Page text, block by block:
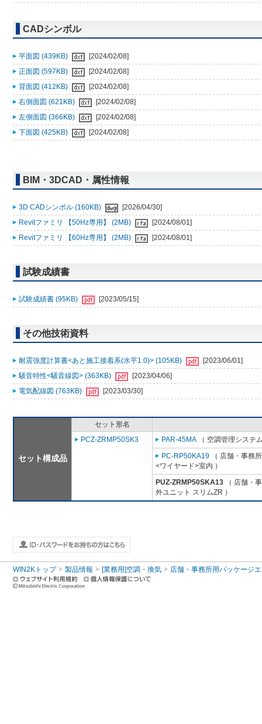
CADシンボル
平面図 (439KB)
[2024/02/08]
正面図 (597KB)
[2024/02/08]
背面図 (412KB)
[2024/02/08]
右側面図 (621KB)
[2024/02/08]
左側面図 (366KB)
[2024/02/08]
下面図 (425KB)
[2024/02/08]
BIM・3DCAD・属性情報
3D CADシンボル (160KB)
[2026/04/30]
Revitファミリ 【50Hz専用】 (2MB)
[2024/08/01]
Revitファミリ 【60Hz専用】 (2MB)
[2024/08/01]
試験成績書
試験成績書 (95KB) [2023/05/15]
その他技術資料
耐震強度計算書<あと施工接着系(水平1.0)> (105KB)
[2023/06/01]
騒音特性<騒音線図> (363KB)
[2023/04/06]
電気配線図 (763KB)
[2023/03/30]
セット構成品
セット形名
PCZ-ZRMP50SK3
PAR-45MA （ 空調管理システ
PC-RP50KA19 （ 店舗・事務
<ワイヤード>室内 ）
PUZ-ZRMP50SKA13 （ 店舗・
外ユニット スリムZR ）
WIN2Kトップ 製品情報 [業務用]空調・換気 店舗・事務所用パッケージ